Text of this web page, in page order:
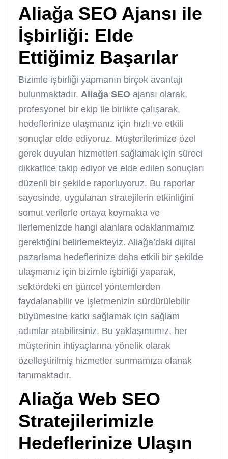
Aliağa SEO Ajansı ile
İşbirliği: Elde
Ettiğimiz Başarılar
Bizimle işbirliği yapmanın birçok avantajı
bulunmaktadır. Aliağa SEO ajansı olarak,
profesyonel bir ekip ile birlikte çalışarak,
hedeflerinize ulaşmanız için hızlı ve etkili
sonuçlar elde ediyoruz. Müşterilerimize özel
gerek duyulan hizmetleri sağlamak için süreci
dikkatlice takip ediyor ve elde edilen sonuçları
düzenli bir şekilde raporluyoruz. Bu raporlar
sayesinde, uygulanan stratejilerin etkinliğini
somut verilerle ortaya koymakta ve
ilerlemenizde hangi alanlara odaklanmamız
gerektiğini belirlemekteyiz. Aliağa’daki dijital
pazarlama hedeflerinize daha etkili bir şekilde
ulaşmanız için bizimle işbirliği yaparak,
sektördeki en güncel yöntemlerden
faydalanabilir ve işletmenizin sürdürülebilir
büyümesine katkı sağlamak için sağlam
adımlar atabilirsiniz. Bu yaklaşımımız, her
müşterinin ihtiyaçlarına yönelik olarak
özelleştirilmiş hizmetler sunmamıza olanak
tanımaktadır.
Aliağa Web SEO
Stratejilerimizle
Hedeflerinize Ulaşın